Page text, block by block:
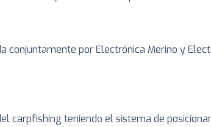
por Electrónica Merino y
carpfishing teniendo el sistema de